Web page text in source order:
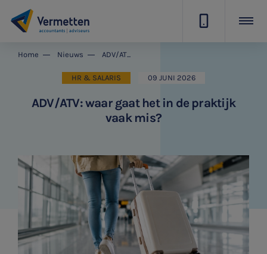
Home Nieuws ADV/ATV: waar gaat het in de praktijk vaak mis?
HR & SALARIS 09 JUNI 2026
ADV/ATV: waar gaat het in de praktijk
vaak mis?